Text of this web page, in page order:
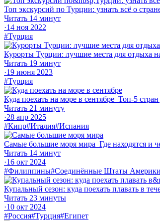
Топ экскурсий по Турции: узнать всё о
Читать 14 минут
·14 ноя 2022
#Турция
Курорты Турции: лучшие места для отдыха
Читать 19 минут
·19 июня 2023
#Турция
Куда поехать на море в сентябре Топ‑5
Читать 21 минуту
·28 апр 2025
#Кипр#Италия#Испания
Самые большие моря мира Где находятся и
Читать 14 минут
·16 окт 2024
#Филиппины#Соединённые Штаты Америки
Купальный сезон: куда поехать плавать в
Читать 23 минуты
·10 окт 2024
#Россия#Турция#Египет